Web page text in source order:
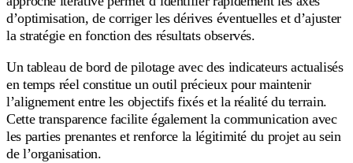
d’optimisation, de corriger les dérives éventuelles et d’ajuster
la stratégie en fonction des résultats observés.
Un tableau de bord de pilotage avec des indicateurs actualisés
en temps réel constitue un outil précieux pour maintenir
l’alignement entre les objectifs fixés et la réalité du terrain.
Cette transparence facilite également la communication avec
les parties prenantes et renforce la légitimité du projet au sein
de l’organisation.